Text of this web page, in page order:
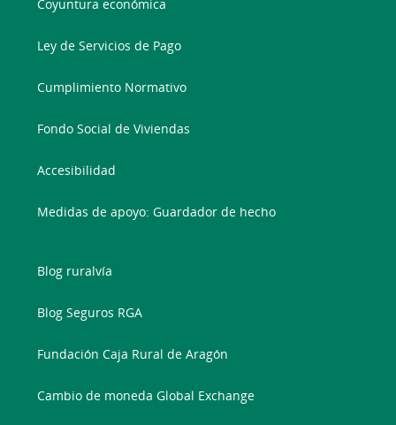
Coyuntura económica
Ley de Servicios de Pago
Cumplimiento Normativo
Fondo Social de Viviendas
Accesibilidad
Medidas de apoyo: Guardador de hecho
Blog ruralvía
Blog Seguros RGA
Fundación Caja Rural de Aragón
Cambio de moneda Global Exchange